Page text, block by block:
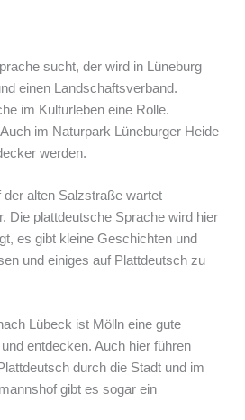
sucht, der wird in Lüneburg
einen Landschaftsverband.
im Kulturleben eine Rolle.
im Naturpark Lüneburger Heide
werden.
alten Salzstraße wartet
Die plattdeutsche Sprache wird hier
es gibt kleine Geschichten und
und einiges auf Plattdeutsch zu
Lübeck ist Mölln eine gute
entdecken. Auch hier führen
durch die Stadt und im
gibt es sogar ein